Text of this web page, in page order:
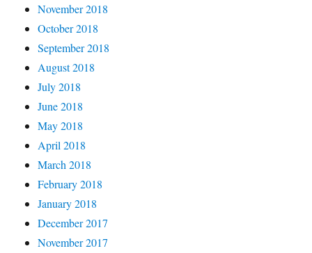
November 2018
October 2018
September 2018
August 2018
July 2018
June 2018
May 2018
April 2018
March 2018
February 2018
January 2018
December 2017
November 2017